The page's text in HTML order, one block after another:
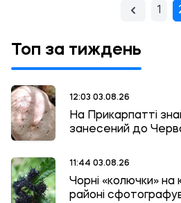
1
Топ за тиждень
12:03 03.08.26
На Прикарпатті
занесений до
11:44 03.08.26
Чорні «колючки» на
районі